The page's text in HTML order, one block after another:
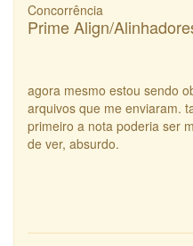
Concorrência
Prime Align/
agora mesmo estou sendo
arquivos que me enviaram.
primeiro a nota poderia ser
de ver, absurdo.